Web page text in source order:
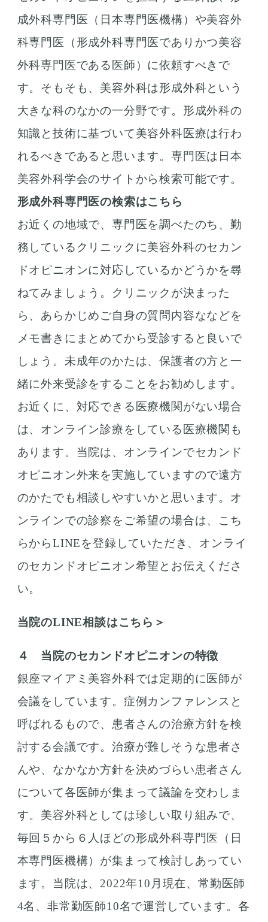
成外科専門医（日本専門医機構）や美容外
科専門医（形成外科専門医でありかつ美容
外科専門医である医師）に依頼すべきで
す。そもそも、美容外科は形成外科という
大きな科のなかの一分野です。形成外科の
知識と技術に基づいて美容外科医療は行わ
れるべきであると思います。専門医は日本
美容外科学会のサイトから検索可能です。
形成外科専門医の検索はこちら
お近くの地域で、専門医を調べたのち、勤
務しているクリニックに美容外科のセカン
ドオピニオンに対応しているかどうかを尋
ねてみましょう。クリニックが決まった
ら、あらかじめご自身の質問内容ななどを
メモ書きにまとめてから受診すると良いで
しょう。未成年のかたは、保護者の方と一
緒に外来受診をすることをお勧めします。
お近くに、対応できる医療機関がない場合
は、オンライン診療をしている医療機関も
あります。当院は、オンラインでセカンド
オピニオン外来を実施していますので遠方
のかたでも相談しやすいかと思います。オ
ンラインでの診察をご希望の場合は、こち
らからLINEを登録していただき、オンライ
のセカンドオピニオン希望とお伝えくださ
い。
当院のLINE相談はこちら＞
４ 当院のセカンドオピニオンの特徴
銀座マイアミ美容外科では定期的に医師が
会議をしています。症例カンファレンスと
呼ばれるもので、患者さんの治療方針を検
討する会議です。治療が難しそうな患者さ
んや、なかなか方針を決めづらい患者さん
について各医師が集まって議論を交わしま
す。美容外科としては珍しい取り組みで、
毎回５から６人ほどの形成外科専門医（日
本専門医機構）が集まって検討しあってい
ます。当院は、2022年10月現在、常勤医師
4名、非常勤医師10名で運営しています。各